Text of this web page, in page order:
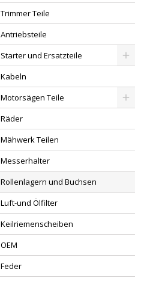
Trimmer Teile
Antriebsteile
Starter und Ersatzteile
Kabeln
Motorsägen Teile
Räder
Mähwerk Teilen
Messerhalter
Rollenlagern und Buchsen
Luft-und Ölfilter
Keilriemenscheiben
OEM
Feder